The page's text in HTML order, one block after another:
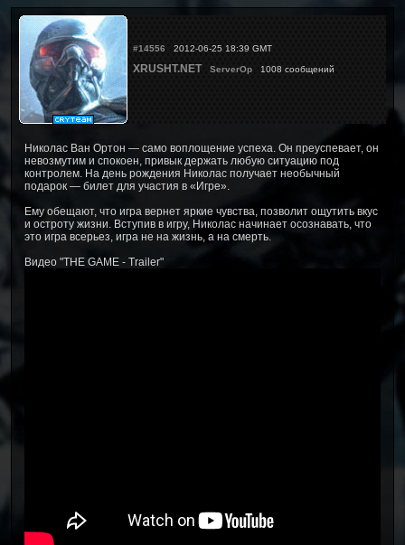
#14556 2012-06-25 18:39 GMT
XRUSHT.NET ServerOp 1008 сообщений
Николас Ван Ортон — само воплощение успеха. Он преуспевает, он
невозмутим и спокоен, привык держать любую ситуацию под
контролем. На день рождения Николас получает необычный
подарок — билет для участия в «Игре».
Ему обещают, что игра вернет яркие чувства, позволит ощутить вкус
и остроту жизни. Вступив в игру, Николас начинает осознавать, что
это игра всерьез, игра не на жизнь, а на смерть.
Видео "THE GAME - Trailer"